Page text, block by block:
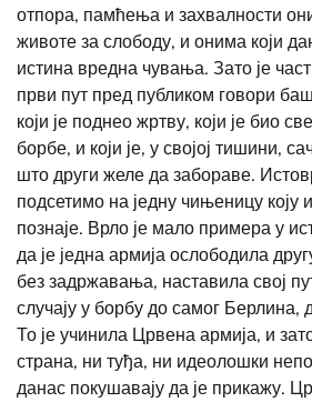
отпора, памћења и захвалности
животе за слободу, и онима који
истина вредна чувања. Зато је
први пут пред публиком говори
који је поднео жртву, који је био
борбе, и који је, у својој тишини,
што други желе да забораве.
подсетимо на једну чињеницу коју
познаје. Врло је мало примера у
да је једна армија ослободила
без задржавања, наставила свој
случају у борбу до самог Берлина,
То је учинила Црвена армија, и
страна, ни туђа, ни идеолошки
данас покушавају да је прикажу.